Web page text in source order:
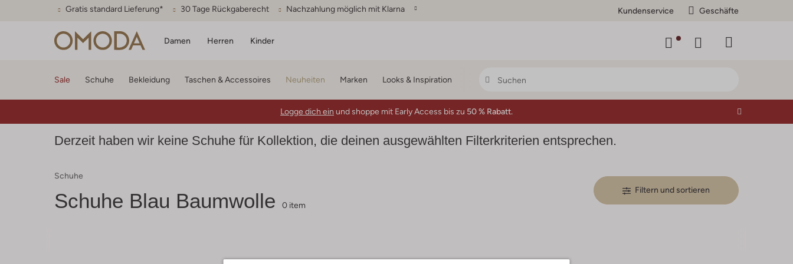
Gratis standard Lieferung* 30 Tage Rückgaberecht Nachzahlung möglich mit Klarna Kundenservice Geschäfte
Damen Herren Kinder
Sale Schuhe Bekleidung Taschen & Accessoires Neuheiten Marken Looks & Inspiration
Logge dich ein und shoppe mit Early Access bis zu 50 % Rabatt.
Derzeit haben wir keine Schuhe für Kollektion, die deinen ausgewählten Filterkriterien entsprechen.
Schuhe
Schuhe Blau Baumwolle 0 item
Filtern und sortieren